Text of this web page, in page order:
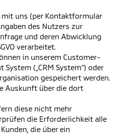
uns (per Kontaktformular
des Nutzers zur
und deren Abwicklung
verarbeitet.
in unserem Customer-
(„CRM System“) oder
gespeichert werden.
Auskunft über die dort
diese nicht mehr
die Erforderlichkeit alle
die über ein